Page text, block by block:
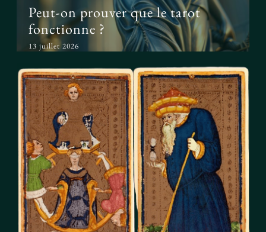
Peut-on prouver que le tarot
fonctionne ?
13 juillet 2026
Le tarot avant l’ésotérisme : un
simple jeu ?